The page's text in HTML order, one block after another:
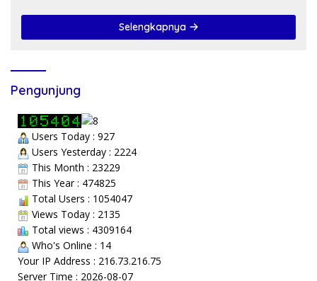
Selengkapnya
Pengunjung
Users Today : 927
Users Yesterday : 2224
This Month : 23229
This Year : 474825
Total Users : 1054047
Views Today : 2135
Total views : 4309164
Who's Online : 14
Your IP Address : 216.73.216.75
Server Time : 2026-08-07